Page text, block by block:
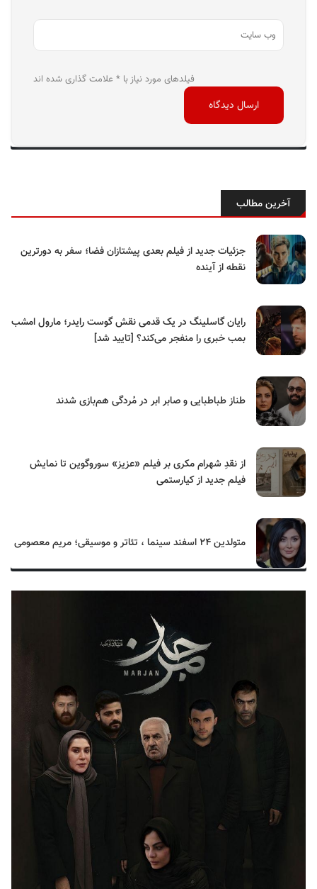
فیلدهای مورد نیاز با * علامت گذاری شده اند
آخرین مطالب
جزئیات جدید از فیلم بعدی پیشتازان فضا؛ سفر به دورترین
نقطه از آینده
رایان گاسلینگ در یک قدمی نقش گوست رایدر؛ مارول امشب
بمب خبری را منفجر می‌کند؟ [تایید شد]
طناز طباطبایی و صابر ابر در مُردگی هم‌بازی شدند
از نقدِ شهرام مکری بر فیلم «عزیز» سوروگوین تا نمایش
فیلم جدید از کیارستمی
متولدین ۲۴ اسفند سینما ، تئاتر و موسیقی؛ مریم معصومی